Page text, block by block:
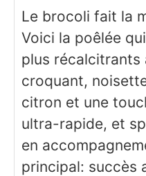
Le brocoli fait la
Voici la poêlée
plus
croquant,
citron et une
ultra-rapide, et
en
principal: succès